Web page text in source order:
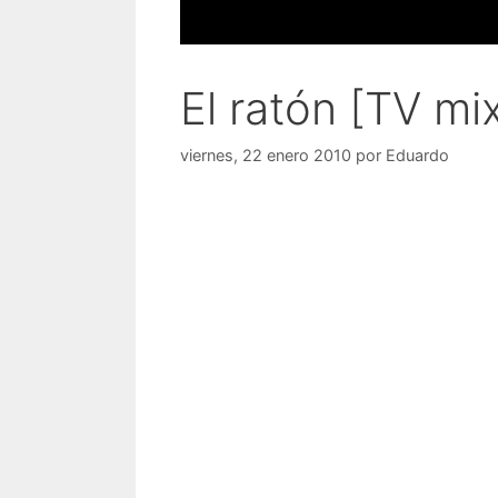
El ratón [TV
viernes, 22 enero 2010 por Eduardo